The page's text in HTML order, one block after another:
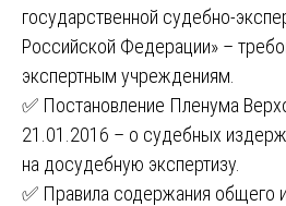
государственной судебно-
Российской Федерации» –
экспертным учреждениям.
✅ Постановление Пленума
21.01.2016 – о судебных
на досудебную экспертизу.
✅ Правила содержания общего